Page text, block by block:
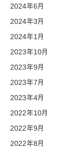
2024年6月
2024年3月
2024年1月
2023年10月
2023年9月
2023年7月
2023年4月
2022年10月
2022年9月
2022年8月